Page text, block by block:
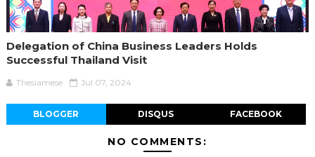
Delegation of China Business Leaders Holds
Successful Thailand Visit
Thesiamese Jul 07, 2024
BLOGGER DISQUS FACEBOOK
NO COMMENTS: